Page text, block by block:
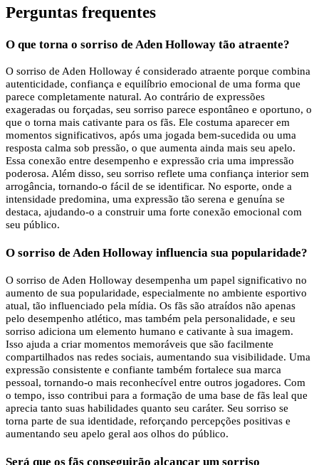
Perguntas frequentes
O que torna o sorriso de Aden Holloway tão atraente?
O sorriso de Aden Holloway é considerado atraente porque combina
autenticidade, confiança e equilíbrio emocional de uma forma que
parece completamente natural. Ao contrário de expressões
exageradas ou forçadas, seu sorriso parece espontâneo e oportuno, o
que o torna mais cativante para os fãs. Ele costuma aparecer em
momentos significativos, após uma jogada bem-sucedida ou uma
resposta calma sob pressão, o que aumenta ainda mais seu apelo.
Essa conexão entre desempenho e expressão cria uma impressão
poderosa. Além disso, seu sorriso reflete uma confiança interior sem
arrogância, tornando-o fácil de se identificar. No esporte, onde a
intensidade predomina, uma expressão tão serena e genuína se
destaca, ajudando-o a construir uma forte conexão emocional com
seu público.
O sorriso de Aden Holloway influencia sua popularidade?
O sorriso de Aden Holloway desempenha um papel significativo no
aumento de sua popularidade, especialmente no ambiente esportivo
atual, tão influenciado pela mídia. Os fãs são atraídos não apenas
pelo desempenho atlético, mas também pela personalidade, e seu
sorriso adiciona um elemento humano e cativante à sua imagem.
Isso ajuda a criar momentos memoráveis ​​que são facilmente
compartilhados nas redes sociais, aumentando sua visibilidade. Uma
expressão consistente e confiante também fortalece sua marca
pessoal, tornando-o mais reconhecível entre outros jogadores. Com
o tempo, isso contribui para a formação de uma base de fãs leal que
aprecia tanto suas habilidades quanto seu caráter. Seu sorriso se
torna parte de sua identidade, reforçando percepções positivas e
aumentando seu apelo geral aos olhos do público.
Será que os fãs conseguirão alcançar um sorriso